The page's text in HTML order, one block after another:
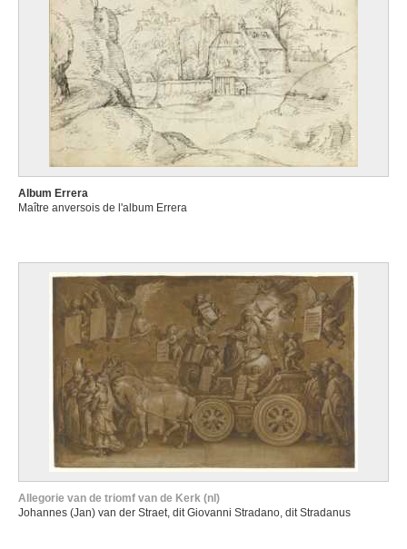
Album Errera
Maître anversois de l'album Errera
Allegorie van de triomf van de Kerk (nl)
Johannes (Jan) van der Straet, dit Giovanni Stradano, dit Stradanus